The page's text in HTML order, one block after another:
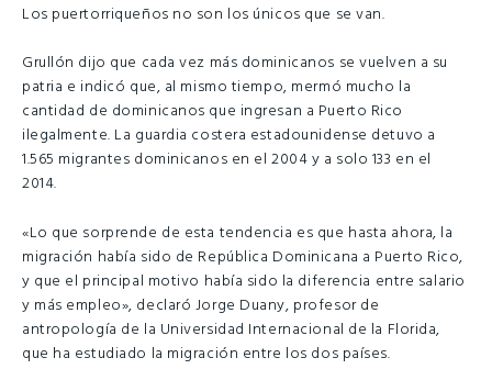
Los puertorriqueños no son los únicos que se van.
Grullón dijo que cada vez más dominicanos se vuelven a su
patria e indicó que, al mismo tiempo, mermó mucho la
cantidad de dominicanos que ingresan a Puerto Rico
ilegalmente. La guardia costera estadounidense detuvo a
1.565 migrantes dominicanos en el 2004 y a solo 133 en el
2014.
«Lo que sorprende de esta tendencia es que hasta ahora, la
migración había sido de República Dominicana a Puerto Rico,
y que el principal motivo había sido la diferencia entre salario
y más empleo», declaró Jorge Duany, profesor de
antropología de la Universidad Internacional de la Florida,
que ha estudiado la migración entre los dos países.